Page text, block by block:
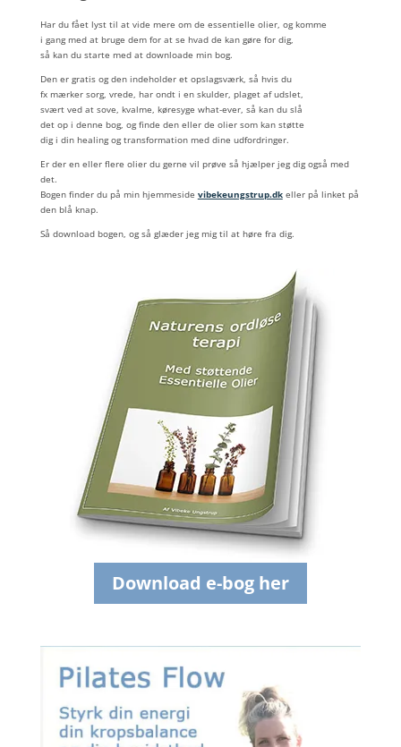
Har du fået lyst til at vide mere om de essentielle olier, og komme
i gang med at bruge dem for at se hvad de kan gøre for dig,
så kan du starte med at downloade min bog.
Den er gratis og den indeholder et opslagsværk, så hvis du
fx mærker sorg, vrede, har ondt i en skulder, plaget af udslet,
svært ved at sove, kvalme, køresyge what-ever, så kan du slå
det op i denne bog, og finde den eller de olier som kan støtte
dig i din healing og transformation med dine udfordringer.
Er der en eller flere olier du gerne vil prøve så hjælper jeg dig også med
det.
Bogen finder du på min hjemmeside vibekeungstrup.dkeller på linket på
den blå knap.
Så download bogen, og så glæder jeg mig til at høre fra dig.
Download e-bog her